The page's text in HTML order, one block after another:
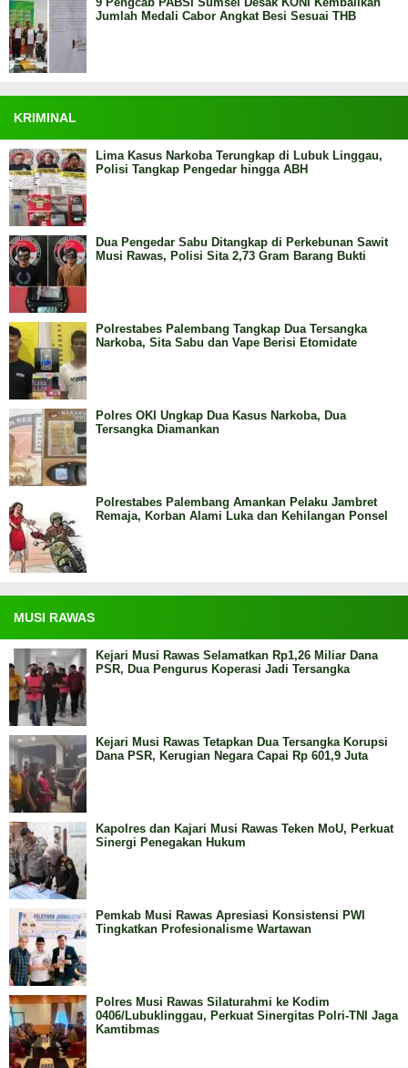
Jumlah Medali Cabor Angkat Besi Sesuai THB
KRIMINAL
Lima Kasus Narkoba Terungkap di Lubuk Linggau,
Polisi Tangkap Pengedar hingga ABH
Dua Pengedar Sabu Ditangkap di Perkebunan Sawit
Musi Rawas, Polisi Sita 2,73 Gram Barang Bukti
Polrestabes Palembang Tangkap Dua Tersangka
Narkoba, Sita Sabu dan Vape Berisi Etomidate
Polres OKI Ungkap Dua Kasus Narkoba, Dua
Tersangka Diamankan
Polrestabes Palembang Amankan Pelaku Jambret
Remaja, Korban Alami Luka dan Kehilangan Ponsel
MUSI RAWAS
Kejari Musi Rawas Selamatkan Rp1,26 Miliar Dana
PSR, Dua Pengurus Koperasi Jadi Tersangka
Kejari Musi Rawas Tetapkan Dua Tersangka Korupsi
Dana PSR, Kerugian Negara Capai Rp 601,9 Juta
Kapolres dan Kajari Musi Rawas Teken MoU, Perkuat
Sinergi Penegakan Hukum
Pemkab Musi Rawas Apresiasi Konsistensi PWI
Tingkatkan Profesionalisme Wartawan
Polres Musi Rawas Silaturahmi ke Kodim
0406/Lubuklinggau, Perkuat Sinergitas Polri-TNI Jaga
Kamtibmas